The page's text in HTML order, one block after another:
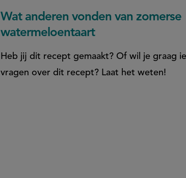
Wat anderen vonden van zomerse
watermeloentaart
Heb jij dit recept gemaakt? Of wil je graag
vragen over dit recept? Laat het weten!